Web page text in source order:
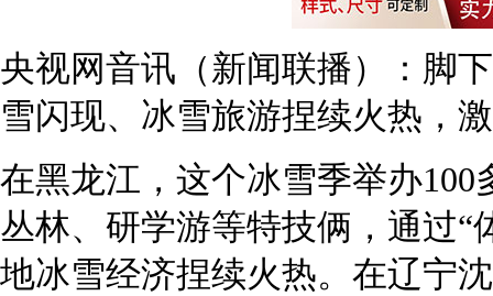
央视网音讯（新闻联播）：脚
雪闪现、冰雪旅游捏续火热，
在黑龙江，这个冰雪季举办
丛林、研学游等特技俩，通过“
地冰雪经济捏续火热。在辽宁